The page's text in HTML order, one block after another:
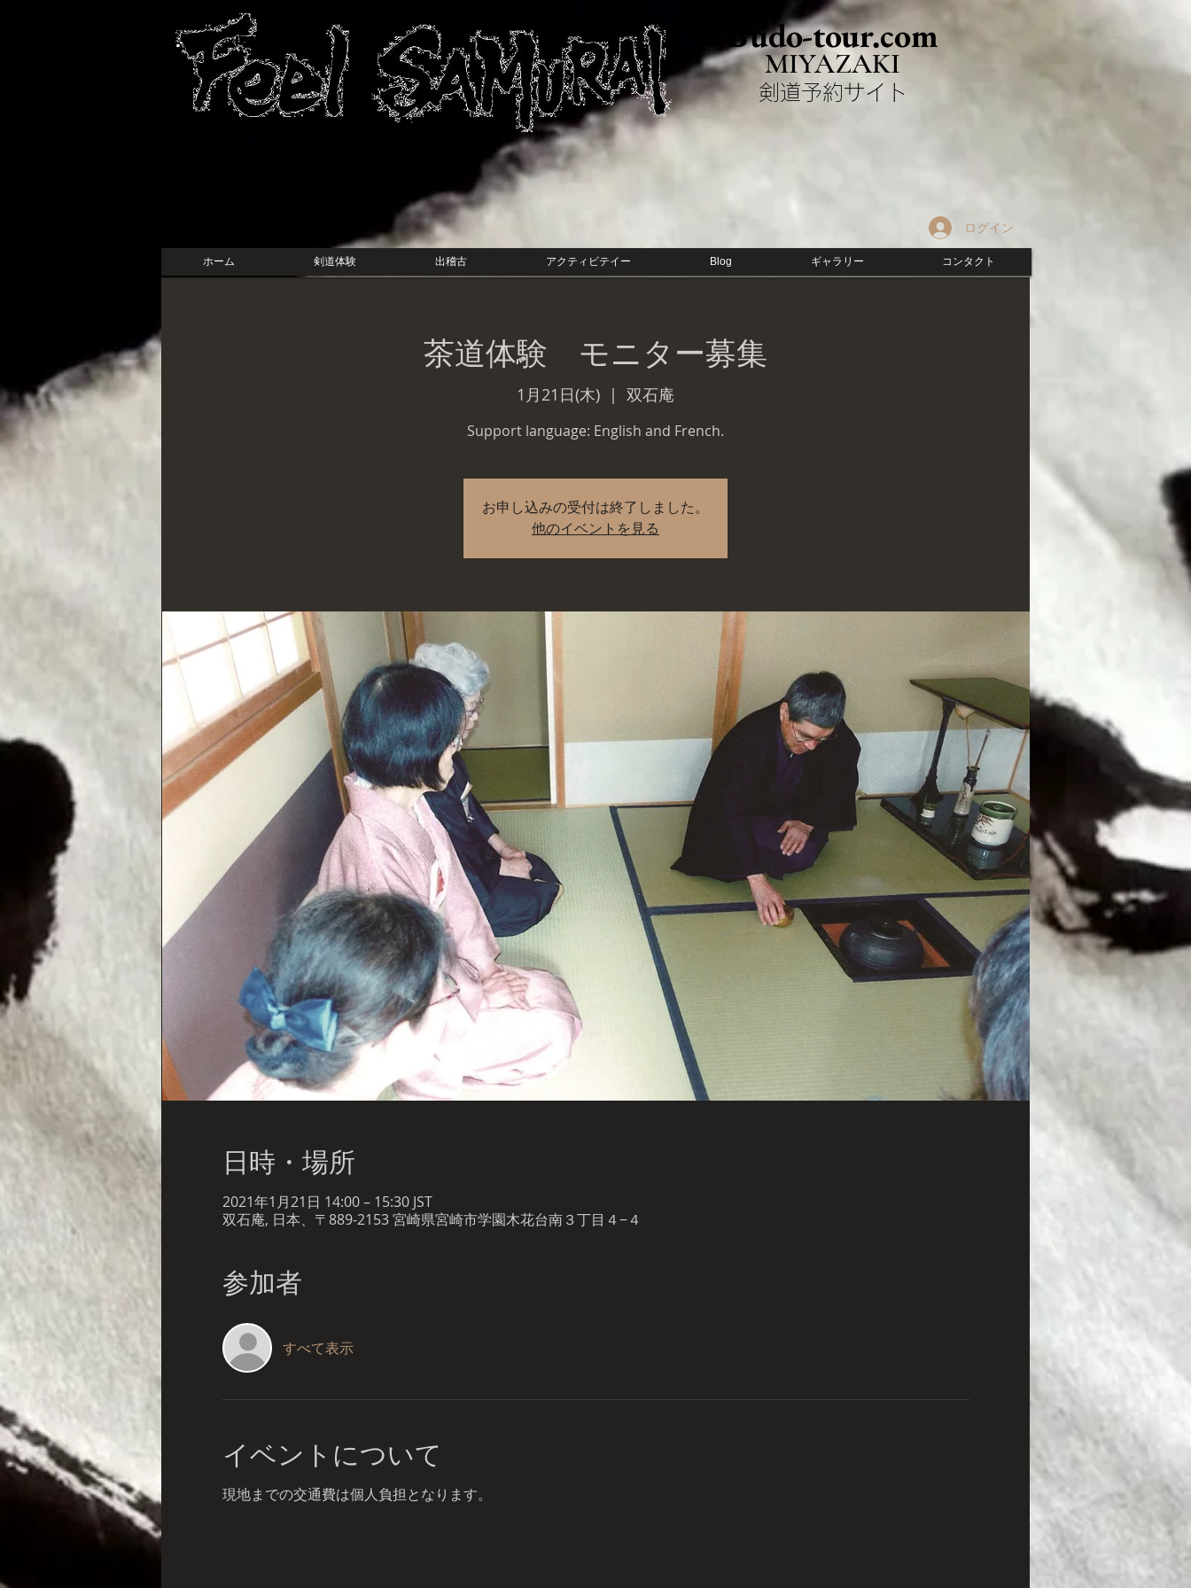
Budo-tour.com
MIYAZAKI
​剣道予約サイト
ホーム 剣道体験 出稽古 アクティビテイー Blog ギャラリー コンタクト
ログイン
茶道体験 モニター募集
1月21日(木)
  |
双石庵
Support language: English and French.
お申し込みの受付は終了しました。
他のイベントを見る
日時・場所
2021年1月21日 14:00 – 15:30 JST
双石庵, 日本、〒889-2153 宮崎県宮崎市学園木花台南３丁目４−４
参加者
すべて表示
イベントについて
現地までの交通費は個人負担となります。